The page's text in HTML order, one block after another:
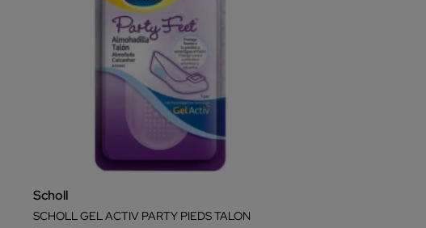
Scholl
SCHOLL GEL ACTIV PARTY PIEDS TALON